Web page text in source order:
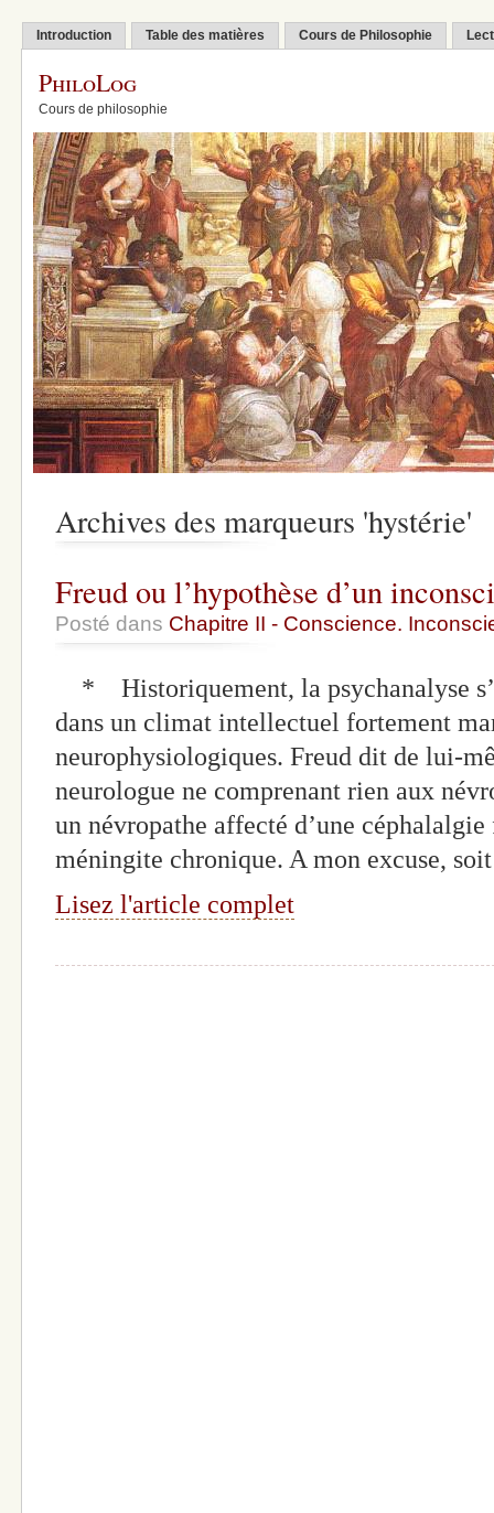
Introduction Table des matières Cours de Philosophie
PhiloLog
Cours de philosophie
Archives des marqueurs 'hystérie'
Freud ou l’hypothèse d’un
Posté dans Chapitre II - Conscience.
* Historiquement, la psychanalyse
dans un climat intellectuel fortement
neurophysiologiques. Freud dit de lui-
neurologue ne comprenant rien aux
un névropathe affecté d’une
méningite chronique. A mon excuse,
Lisez l'article complet